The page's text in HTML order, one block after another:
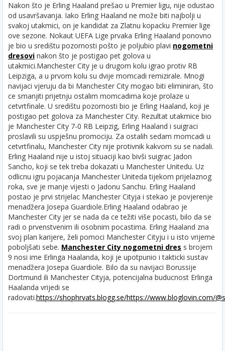
Nakon što je Erling Haaland prešao u Premier ligu, nije odustao
od usavršavanja. Iako Erling Haaland ne može biti najbolji u
svakoj utakmici, on je kandidat za Zlatnu kopacku Premier lige
ove sezone. Nokaut UEFA Lige prvaka Erling Haaland ponovno
je bio u središtu pozornosti pošto je poljubio plavi nogometni
dresovi nakon što je postigao pet golova u
utakmici.Manchester City je u drugom kolu igrao protiv RB
Leipziga, a u prvom kolu su dvije momcadi remizirale. Mnogi
navijaci vjeruju da bi Manchester City mogao biti eliminiran, što
ce smanjiti prijetnju ostalim momcadima koje prolaze u
cetvrtfinale. U središtu pozornosti bio je Erling Haaland, koji je
postigao pet golova za Manchester City. Rezultat utakmice bio
je Manchester City 7-0 RB Leipzig, Erling Haaland i suigraci
proslavili su uspješnu promociju. Za ostalih sedam momcadi u
cetvrtfinalu, Manchester City nije protivnik kakvom su se nadali.
Erling Haaland nije u istoj situaciji kao bivši suigrac Jadon
Sancho, koji se tek treba dokazati u Manchester Unitedu. Uz
odlicnu igru pojacanja Manchester Uniteda tijekom prijelaznog
roka, sve je manje vijesti o Jadonu Sanchu. Erling Haaland
postao je prvi strijelac Manchester Cityja i stekao je povjerenje
menadžera Josepa Guardiole.Erling Haaland odabrao je
Manchester City jer se nada da ce težiti više pocasti, bilo da se
radi o prvenstvenim ili osobnim pocastima. Erling Haaland zna
svoj plan karijere, želi pomoci Manchester Cityju i u isto vrijeme
poboljšati sebe. Manchester City nogometni dres s brojem
9 nosi ime Erlinga Haalanda, koji je upotpunio i takticki sustav
menadžera Josepa Guardiole. Bilo da su navijaci Borussije
Dortmund ili Manchester Cityja, potencijalna buducnost Erlinga
Haalanda vrijedi se
radovati.https://shophrvats.blogg.se/https://www.bloglovin.com/